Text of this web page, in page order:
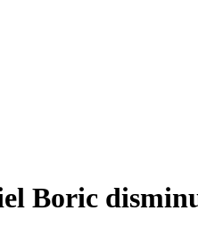
Boric